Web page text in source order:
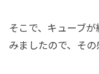
そこで、キューブ
みましたので、その